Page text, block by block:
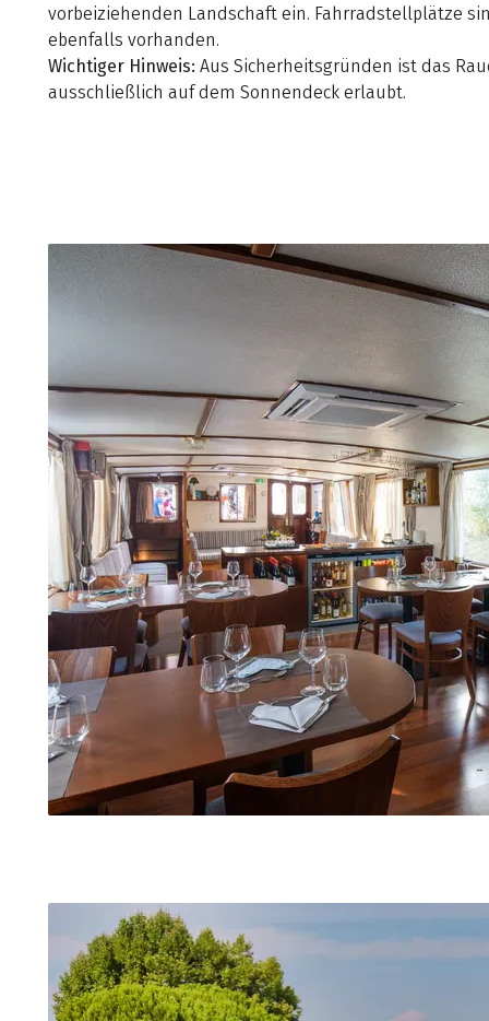
vorbeiziehenden Landschaft ein. Fahrradstellplätze
ebenfalls vorhanden.
Wichtiger Hinweis: Aus Sicherheitsgründen ist das
ausschließlich auf dem Sonnendeck erlaubt.